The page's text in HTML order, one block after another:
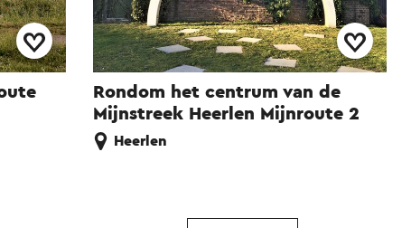
Rondom het centrum van de
Mijnstreek Heerlen Mijnroute 2
Heerlen